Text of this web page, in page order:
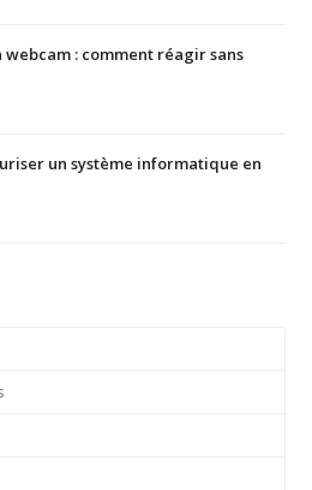
webcam : comment réagir sans
un système informatique en